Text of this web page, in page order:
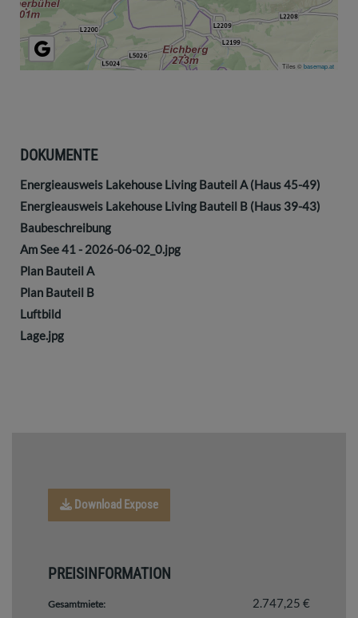
Tiles ©basemap.at
DOKUMENTE
Energieausweis Lakehouse Living Bauteil A (Haus 45-49)
Energieausweis Lakehouse Living Bauteil B (Haus 39-43)
Baubeschreibung
Am See 41 - 2026-06-02_0.jpg
Plan Bauteil A
Plan Bauteil B
Luftbild
Lage.jpg
Download Expose
PREISINFORMATION
Gesamtmiete: 2.747,25 €